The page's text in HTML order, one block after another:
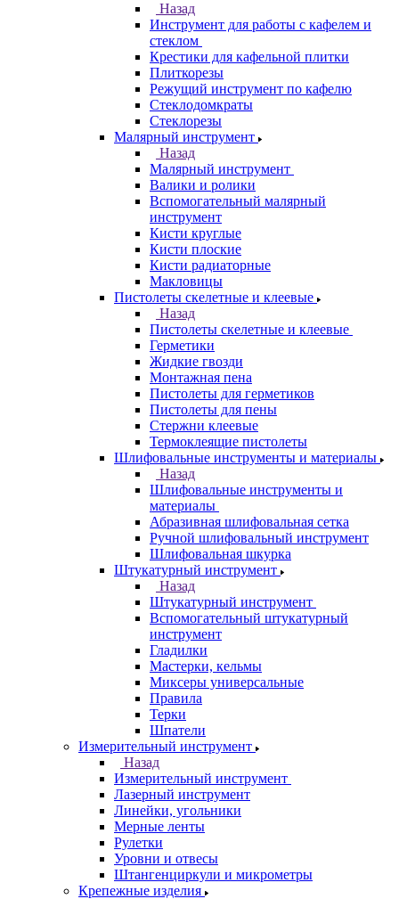
Назад
Инструмент для работы с кафелем и
стеклом
Крестики для кафельной плитки
Плиткорезы
Режущий инструмент по кафелю
Стеклодомкраты
Стеклорезы
Малярный инструмент
Назад
Малярный инструмент
Валики и ролики
Вспомогательный малярный
инструмент
Кисти круглые
Кисти плоские
Кисти радиаторные
Макловицы
Пистолеты скелетные и клеевые
Назад
Пистолеты скелетные и клеевые
Герметики
Жидкие гвозди
Монтажная пена
Пистолеты для герметиков
Пистолеты для пены
Стержни клеевые
Термоклеящие пистолеты
Шлифовальные инструменты и материалы
Назад
Шлифовальные инструменты и
материалы
Абразивная шлифовальная сетка
Ручной шлифовальный инструмент
Шлифовальная шкурка
Штукатурный инструмент
Назад
Штукатурный инструмент
Вспомогательный штукатурный
инструмент
Гладилки
Мастерки, кельмы
Миксеры универсальные
Правила
Терки
Шпатели
Измерительный инструмент
Назад
Измерительный инструмент
Лазерный инструмент
Линейки, угольники
Мерные ленты
Рулетки
Уровни и отвесы
Штангенциркули и микрометры
Крепежные изделия